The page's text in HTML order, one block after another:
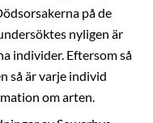
på de
nyligen är
individer. Eftersom så
så är varje individ
om arten.